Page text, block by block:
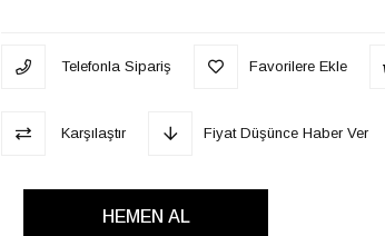
Telefonla Sipariş Favorilere Ekle
Karşılaştır Fiyat Düşünce Haber Ver